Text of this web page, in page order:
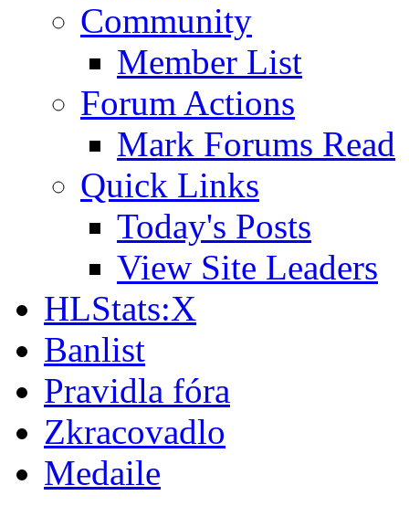
Community
Member List
Forum Actions
Mark Forums Read
Quick Links
Today's Posts
View Site Leaders
HLStats:X
Banlist
Pravidla fóra
Zkracovadlo
Medaile